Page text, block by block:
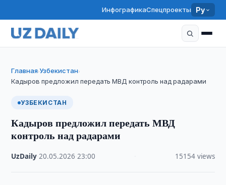
ИнфографикаСпецпроекты Ру
Главная›Узбекистан›
Кадыров предложил передать МВД контроль над радарами
УЗБЕКИСТАН
Кадыров предложил передать МВД
контроль над радарами
UzDaily ·20.05.2026 ·23:00 15154 views